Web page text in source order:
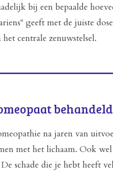
bij een bepaalde
geeft met de juiste
het centrale zenuwstelsel.
na jaren van
met het lichaam. Ook
schade die je hebt heeft